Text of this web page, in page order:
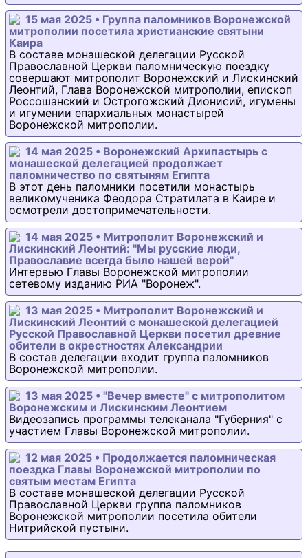
15 мая 2025 • Группа паломников Воронежской
митрополии посетила христианские святыни
Каира
В составе монашеской делегации Русской
Православной Церкви паломническую поездку
совершают митрополит Воронежский и Лискинский
Леонтий, Глава Воронежской митрополии, епископ
Россошанский и Острогожский Дионисий, игумены
и игумении епархиальных монастырей
Воронежской митрополии.
14 мая 2025 • Воронежский Архипастырь с
монашеской делегацией продолжает
паломничество по святыням Египта
В этот день паломники посетили монастырь
великомученика Феодора Стратилата в Каире и
осмотрели достопримечательности.
14 мая 2025 • Митрополит Воронежский и
Лискинский Леонтий: "Мы русские люди,
Православие всегда было нашей верой"
Интервью Главы Воронежской митрополии
сетевому изданию РИА "Воронеж".
13 мая 2025 • Митрополит Воронежский и
Лискинский Леонтий с монашеской делегацией
Русской Православной Церкви посетил древние
обители в окрестностях Александрии
В состав делегации входит группа паломников
Воронежской митрополии.
13 мая 2025 • "Вечер вместе" с митрополитом
Воронежским и Лискинским Леонтием
Видеозапись программы телеканала "Губерния" с
участием Главы Воронежской митрополии.
12 мая 2025 • Продолжается паломническая
поездка Главы Воронежской митрополии по
святым местам Египта
В составе монашеской делегации Русской
Православной Церкви группа паломников
Воронежской митрополии посетила обители
Нитрийской пустыни.